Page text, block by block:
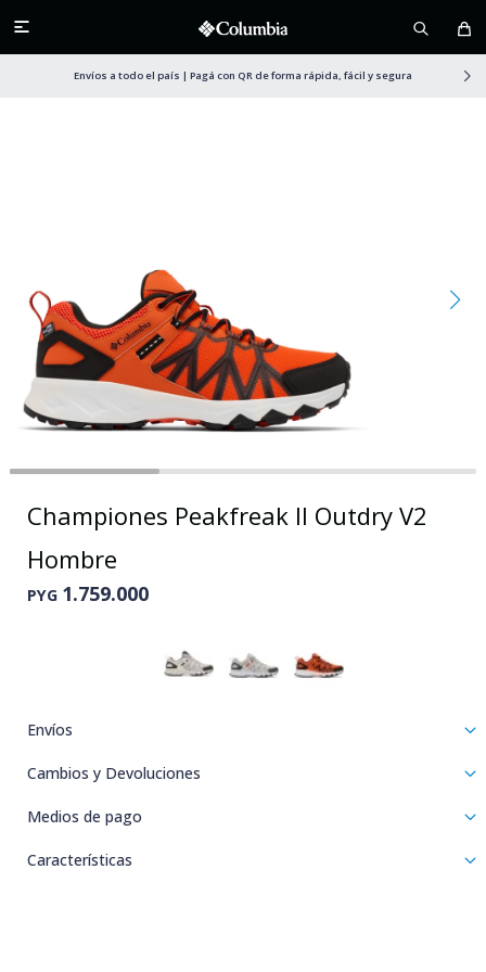

Envíos a todo el país | Pagá con QR de forma rápida, fácil y segura
Championes Peakfreak II Outdry V2
Hombre
PYG 1.759.000
Envíos
Cambios y Devoluciones
Medios de pago
Características